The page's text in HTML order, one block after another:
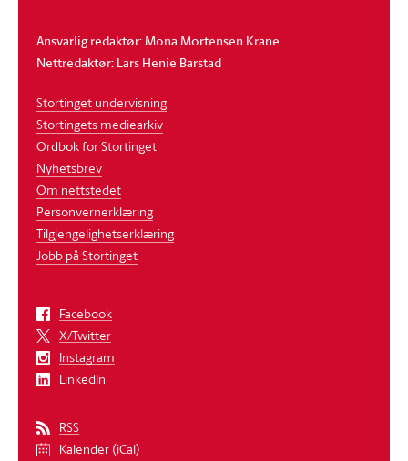
Ansvarlig redaktør: Mona Mortensen Krane
Nettredaktør: Lars Henie Barstad
Stortinget undervisning
Stortingets mediearkiv
Ordbok for Stortinget
Nyhetsbrev
Om nettstedet
Personvernerklæring
Tilgjengelighetserklæring
Jobb på Stortinget
Facebook
X/Twitter
Instagram
LinkedIn
RSS
Kalender (iCal)